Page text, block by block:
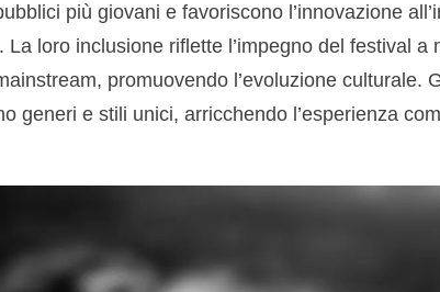
più giovani e favoriscono l’innovazione
loro inclusione riflette l’impegno del festival a
promuovendo l’evoluzione culturale.
generi e stili unici, arricchendo l’esperienza